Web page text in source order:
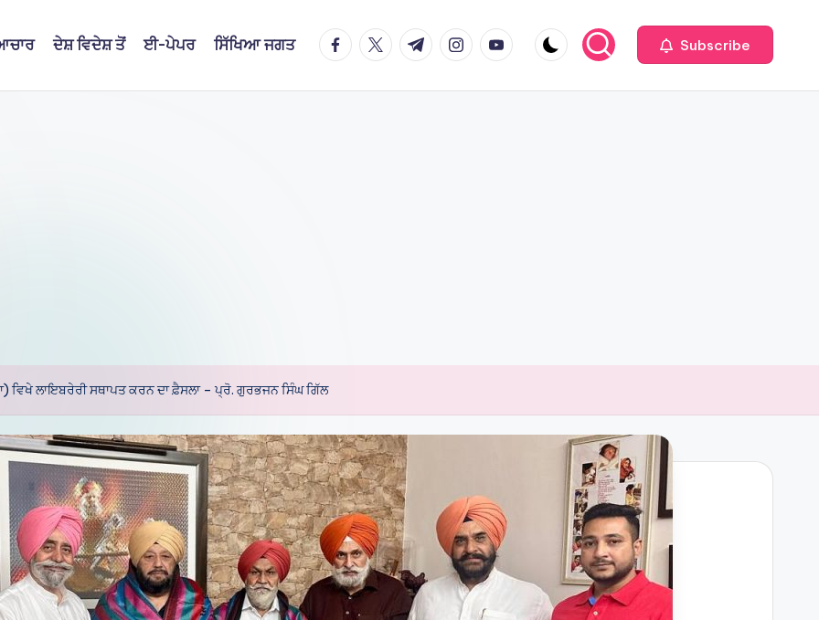
ਦੇਸ਼ ਵਿਦੇਸ਼ ਤੋਂ ਈ-ਪੇਪਰ ਸਿੱਖਿਆ ਜਗਤ facebook.com
twitter.com
t.me instagram.com
youtube.com Subscribe
ਵਿਖੇ ਲਾਇਬਰੇਰੀ ਸਥਾਪਤ ਕਰਨ ਦਾ ਫ਼ੈਸਲਾ – ਪ੍ਰੋ. ਗੁਰਭਜਨ ਸਿੰਘ ਗਿੱਲ